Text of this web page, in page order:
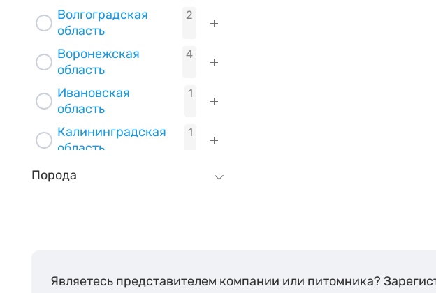
Волгоградская
область
2
Воронежская
область
4
Ивановская
область
1
Калининградская
область
1
Калужская область
Сочи 1
Порода
Являетесь представителем компании или питомника?